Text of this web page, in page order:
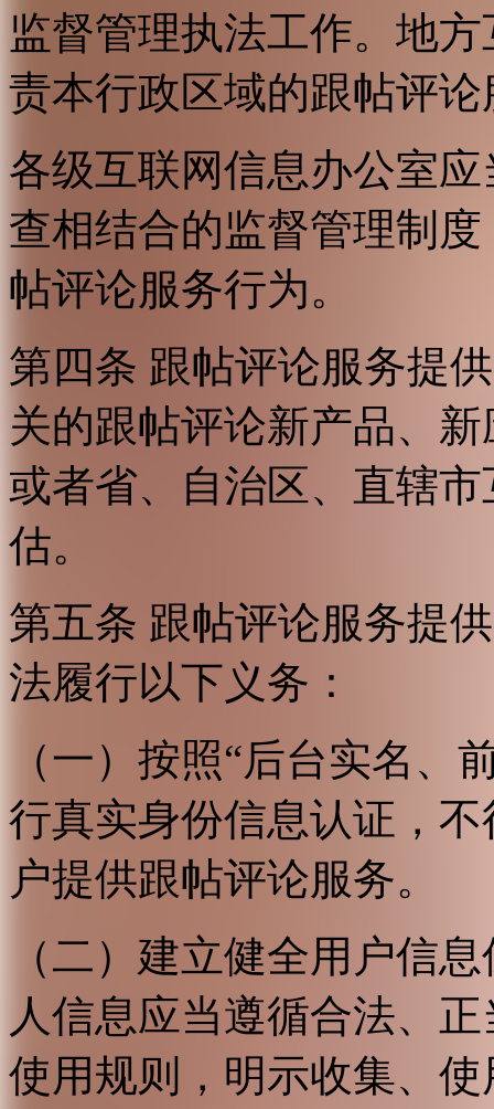
监督管理执法工作。地
责本行政区域的跟帖评
各级互联网信息办公室
查相结合的监督管理制
帖评论服务行为。
第四条 跟帖评论服务提
关的跟帖评论新产品、
或者省、自治区、直辖
估。
第五条 跟帖评论服务提
法履行以下义务：
（一）按照“后台实名、
行真实身份信息认证，
户提供跟帖评论服务。
（二）建立健全用户信
人信息应当遵循合法、
使用规则，明示收集、